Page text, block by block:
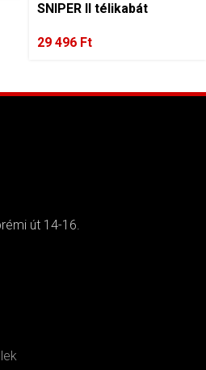
SNIPER II télikabát
29 496 Ft
út 14-16.